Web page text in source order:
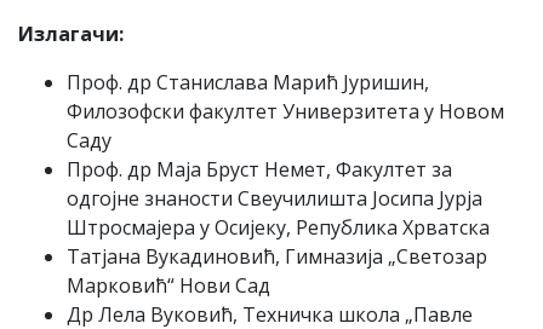
Излагачи:
Проф. др Станислава Марић Јуришин,
Филозофски факултет Универзитета у Новом
Саду
Проф. др Маја Бруст Немет, Факултет за
одгојне знаности Свеучилишта Јосипа Јурја
Штросмајера у Осијеку, Република Хрватска
Татјана Вукадиновић, Гимназија „Светозар
Марковић“ Нови Сад
Др Лела Вуковић, Техничка школа „Павле